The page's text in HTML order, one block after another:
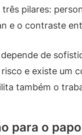
três pilares:
e o contraste
de
e existe um
também o
para o